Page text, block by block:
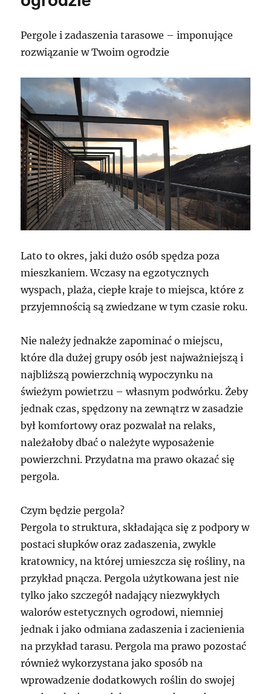
Pergole i zadaszenia tarasowe – imponujące
rozwiązanie w Twoim ogrodzie
Lato to okres, jaki dużo osób spędza poza
mieszkaniem. Wczasy na egzotycznych
wyspach, plaża, ciepłe kraje to miejsca, które z
przyjemnością są zwiedzane w tym czasie roku.
Nie należy jednakże zapominać o miejscu,
które dla dużej grupy osób jest najważniejszą i
najbliższą powierzchnią wypoczynku na
świeżym powietrzu – własnym podwórku. Żeby
jednak czas, spędzony na zewnątrz w zasadzie
był komfortowy oraz pozwalał na relaks,
należałoby dbać o należyte wyposażenie
powierzchni. Przydatna ma prawo okazać się
pergola.
Czym będzie pergola?
Pergola to struktura, składająca się z podpory w
postaci słupków oraz zadaszenia, zwykle
kratownicy, na której umieszcza się rośliny, na
przykład pnącza. Pergola użytkowana jest nie
tylko jako szczegół nadający niezwykłych
walorów estetycznych ogrodowi, niemniej
jednak i jako odmiana zadaszenia i zacienienia
na przykład tarasu. Pergola ma prawo pozostać
również wykorzystana jako sposób na
wprowadzenie dodatkowych roślin do swojej